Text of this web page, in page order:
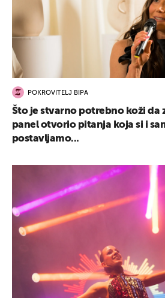
POKROVITELJ BIPA
Što je stvarno potrebno koži da
panel otvorio pitanja koja si i
postavljamo...